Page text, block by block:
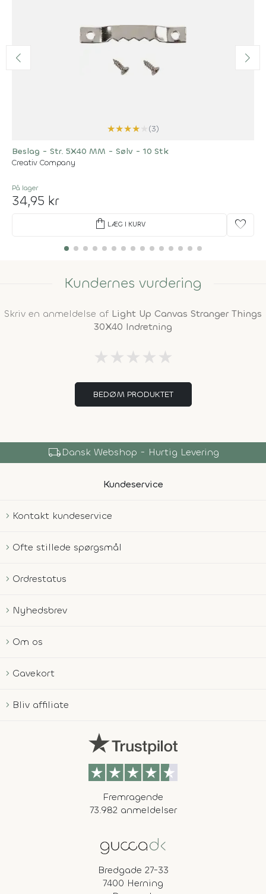
★★★★
(3)
Beslag - Str. 5X40 MM - Sølv - 10 Stk
Creativ Company
På lager
34,95 kr
shopping_bag LÆG I KURV favorite
Kundernes vurdering
Skriv en anmeldelse af Light Up Canvas Stranger Things
30X40 Indretning
★ ★ ★ ★ ★
BEDØM PRODUKTET
local_shippingDansk Webshop - Hurtig Levering
Kundeservice
Kontakt kundeservice
Ofte stillede spørgsmål
Ordrestatus
Nyhedsbrev
Om os
Gavekort
Bliv affiliate
Fremragende
73.982 anmeldelser
Bredgade 27-33
7400 Herning